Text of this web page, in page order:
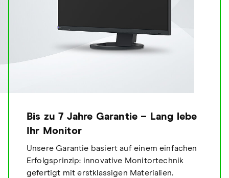
Bis zu 7 Jahre Garantie – Lang lebe
Ihr Monitor
Unsere Garantie basiert auf einem einfachen
Erfolgsprinzip: innovative Monitortechnik
gefertigt mit erstklassigen Materialien.